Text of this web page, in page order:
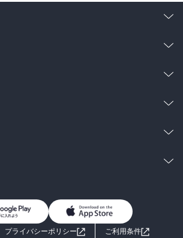
男子向けラノベ
お問い合わせ
プライバシーポリシー
ご利用条件